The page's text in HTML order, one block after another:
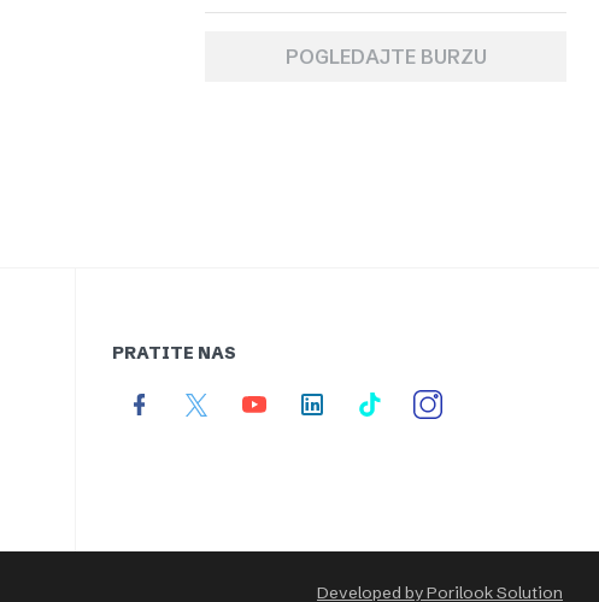
POGLEDAJTE BURZU
PRATITE NAS
Developed by Porilook Solution